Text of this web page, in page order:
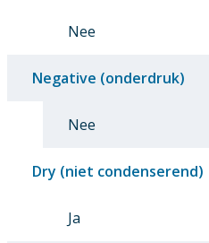
Nee
Negative (onderdruk)
Nee
Dry (niet condenserend)
Ja